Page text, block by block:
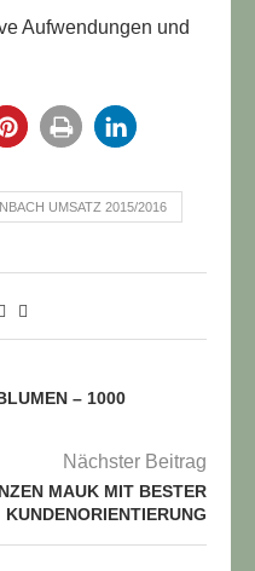
Aufwendungen und
UMSATZ 2015/2016
– 1000
Nächster Beitrag
MAUK MIT BESTER
KUNDENORIENTIERUNG